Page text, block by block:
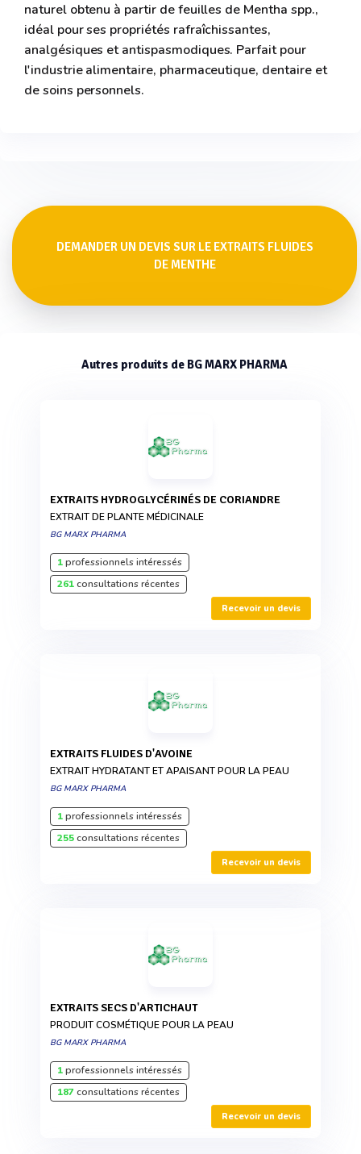
naturel obtenu à partir de feuilles de Mentha spp.,
idéal pour ses propriétés rafraîchissantes,
analgésiques et antispasmodiques. Parfait pour
l'industrie alimentaire, pharmaceutique, dentaire et
de soins personnels.
DEMANDER UN DEVIS SUR LE EXTRAITS FLUIDES
DE MENTHE
Autres produits de BG MARX PHARMA
EXTRAITS HYDROGLYCÉRINÉS DE CORIANDRE
EXTRAIT DE PLANTE MÉDICINALE
BG MARX PHARMA
1professionnels intéressés
261consultations récentes
Recevoir un devis
EXTRAITS FLUIDES D'AVOINE
EXTRAIT HYDRATANT ET APAISANT POUR LA PEAU
BG MARX PHARMA
1professionnels intéressés
255consultations récentes
Recevoir un devis
EXTRAITS SECS D'ARTICHAUT
PRODUIT COSMÉTIQUE POUR LA PEAU
BG MARX PHARMA
1professionnels intéressés
187consultations récentes
Recevoir un devis